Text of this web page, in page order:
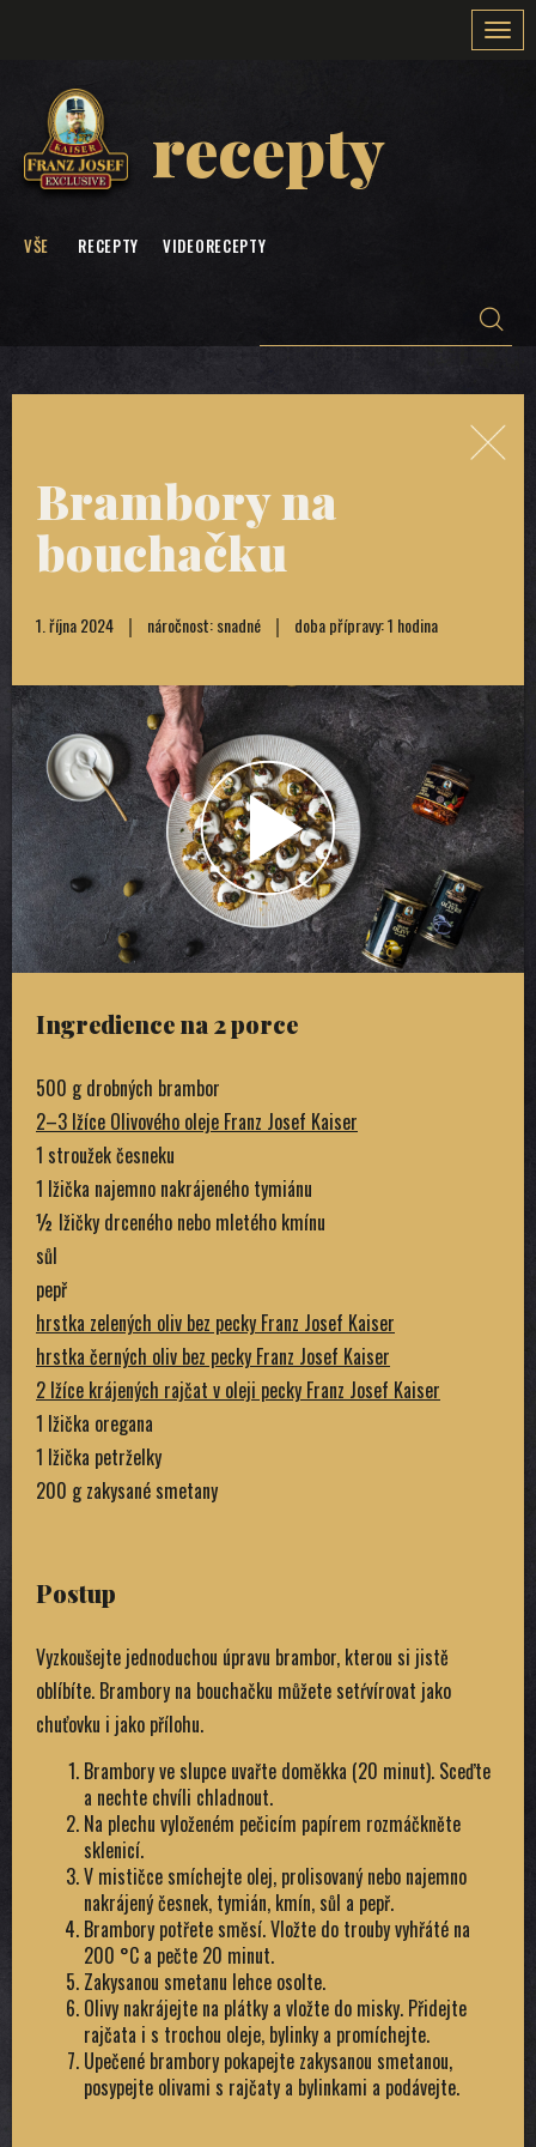
recepty
VŠE RECEPTY VIDEORECEPTY
Brambory na
bouchačku
1. října 2024 náročnost: snadné doba přípravy: 1 hodina
Ingredience na 2 porce
500 g drobných brambor
2–3 lžíce Olivového oleje Franz Josef Kaiser
1 stroužek česneku
1 lžička najemno nakrájeného tymiánu
½ lžičky drceného nebo mletého kmínu
sůl
pepř
hrstka zelených oliv bez pecky Franz Josef Kaiser
hrstka černých oliv bez pecky Franz Josef Kaiser
2 lžíce krájených rajčat v oleji pecky Franz Josef Kaiser
1 lžička oregana
1 lžička petrželky
200 g zakysané smetany
Postup
Vyzkoušejte jednoduchou úpravu brambor, kterou si jistě
oblíbíte. Brambory na bouchačku můžete setŕvírovat jako
chuťovku i jako přílohu.
Brambory ve slupce uvařte doměkka (20 minut). Sceďte
a nechte chvíli chladnout.
Na plechu vyloženém pečicím papírem rozmáčkněte
sklenicí.
V mističce smíchejte olej, prolisovaný nebo najemno
nakrájený česnek, tymián, kmín, sůl a pepř.
Brambory potřete směsí. Vložte do trouby vyhřáté na
200 °C a pečte 20 minut.
Zakysanou smetanu lehce osolte.
Olivy nakrájejte na plátky a vložte do misky. Přidejte
rajčata i s trochou oleje, bylinky a promíchejte.
Upečené brambory pokapejte zakysanou smetanou,
posypejte olivami s rajčaty a bylinkami a podávejte.